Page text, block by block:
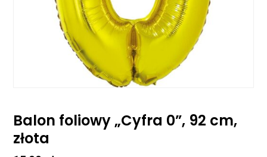
Balon foliowy „Cyfra 0”, 92 cm,
złota